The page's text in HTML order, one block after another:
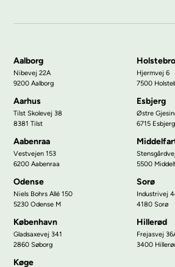
Aalborg
Nibevej 22A
9200 Aalborg
Holstebro
Hjermvej 6
7500
Aarhus
Tilst Skolevej 38
8381 Tilst
Esbjerg
Østre
6715
Aabenraa
Vestvejen 153
6200 Aabenraa
5500
Odense
Niels Bohrs Allé 150
5230 Odense M
Sorø
Industrivej
4180 Sorø
København
Gladsaxevej 341
2860 Søborg
Hillerød
Frejasvej
3400
Køge